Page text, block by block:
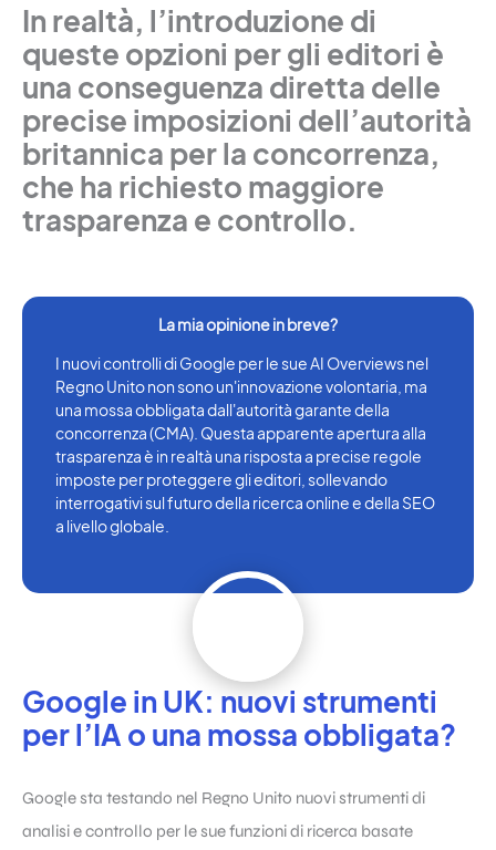
In realtà, l’introduzione di
queste opzioni per gli editori è
una conseguenza diretta delle
precise imposizioni dell’autorità
britannica per la concorrenza,
che ha richiesto maggiore
trasparenza e controllo.
I nuovi controlli di Google per le sue AI Overviews nel
Regno Unito non sono un'innovazione volontaria, ma
una mossa obbligata dall'autorità garante della
concorrenza (CMA). Questa apparente apertura alla
trasparenza è in realtà una risposta a precise regole
imposte per proteggere gli editori, sollevando
interrogativi sul futuro della ricerca online e della SEO
a livello globale.
Google in UK: nuovi strumenti
per l’IA o una mossa obbligata?
Google sta testando nel Regno Unito nuovi strumenti di
analisi e controllo per le sue funzioni di ricerca basate